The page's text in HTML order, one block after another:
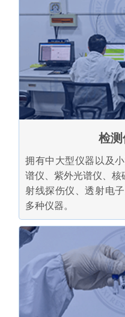
检
拥有中大型仪器以及
谱仪、紫外光谱仪、
射线探伤仪、透射电
多种仪器。